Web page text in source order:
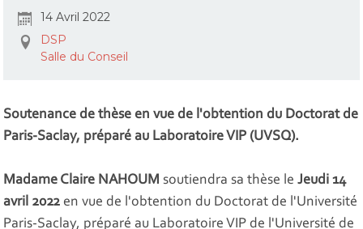
14 Avril 2022
DSP
Salle du Conseil
Soutenance de thèse en vue de l'obtention du Doctorat de
Paris-Saclay, préparé au Laboratoire VIP (UVSQ).
Madame Claire NAHOUM soutiendra sa thèse leJeudi 14
avril 2022 en vue de l'obtention du Doctorat de l'Université
Paris-Saclay, préparé au Laboratoire VIP de l'Université de